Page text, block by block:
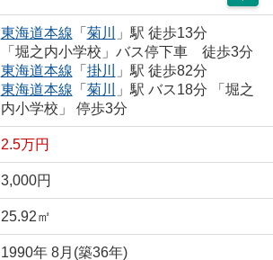
東海道本線 「 菊川
」駅 徒歩13分
「堀之内小学校」バス停下車 徒歩3分
東海道本線 「 掛川
」駅 徒歩82分
東海道本線 「 菊川
」駅 バス18分 「堀之
内小学校」 停歩3分
2.5万円
3,000円
25.92㎡
1990年 8月(築36年)